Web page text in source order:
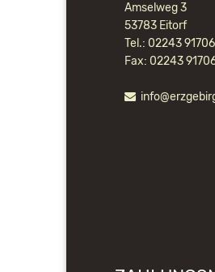
Amselweg 3
53783 Eitorf
Tel.: 02243
Fax: 02243